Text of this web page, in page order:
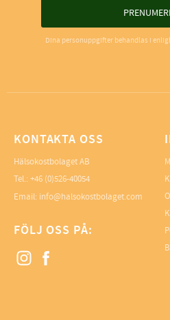
Dina personuppgifter behandlas i
KONTAKTA OSS
Hälsokostbolaget AB
Tel.: +46 (0)526-40054
Email: info@halsokostbolaget.com
FÖLJ OSS PÅ: